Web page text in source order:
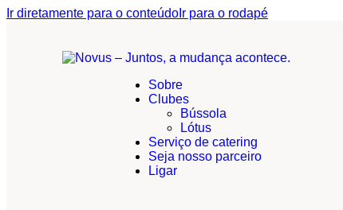
Ir diretamente para o conteúdo Ir para o rodapé
Sobre
Clubes
Bússola
Lótus
Serviço de catering
Seja nosso parceiro
Ligar